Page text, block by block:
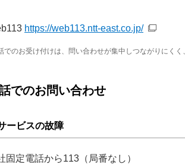
https://web113.ntt-east.co.jp/
でのお受け付けは、問い合わせが集中しつながりにく
でのお問い合わせ
ービスの故障
固定電話から113（局番なし）